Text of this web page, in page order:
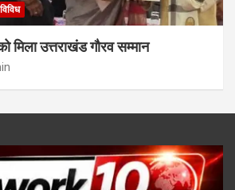
विविध
मिला उत्तराखंड गौरव सम्मान